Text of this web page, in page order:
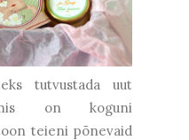
tutvustada uut
mis on koguni
teieni põnevaid